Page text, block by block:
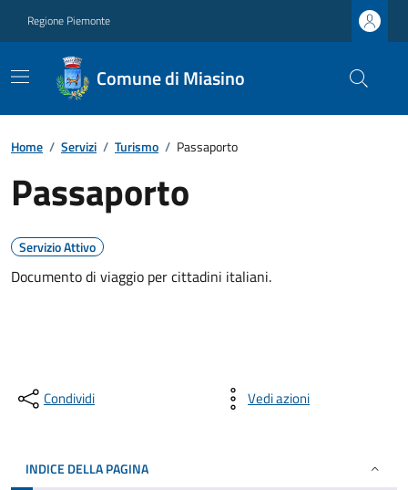
Regione Piemonte
Comune di Miasino
Home / Servizi / Turismo / Passaporto
Passaporto
Servizio Attivo
Documento di viaggio per cittadini italiani.
Condividi Vedi azioni
INDICE DELLA PAGINA